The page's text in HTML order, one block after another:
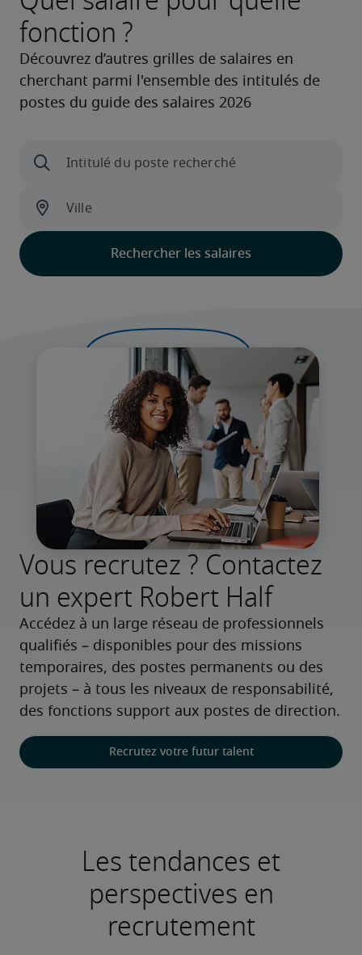
fonction ?
Vous recrutez ? Contactez
un expert Robert Half
Accédez à un large réseau de professionnels
qualifiés – disponibles pour des missions
temporaires, des postes permanents ou des
projets – à tous les niveaux de responsabilité,
des fonctions support aux postes de direction.
Recrutez votre futur talent
Les tendances et
perspectives en
recrutement